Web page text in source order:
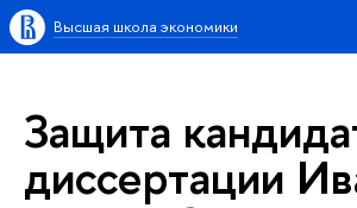
Высшая школа экономики
Защита
диссертации